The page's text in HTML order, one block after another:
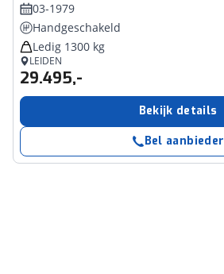
03-1979
Handgeschakeld
Ledig 1300 kg
LEIDEN
29.495,-
Bekijk details
Bel aanbieder